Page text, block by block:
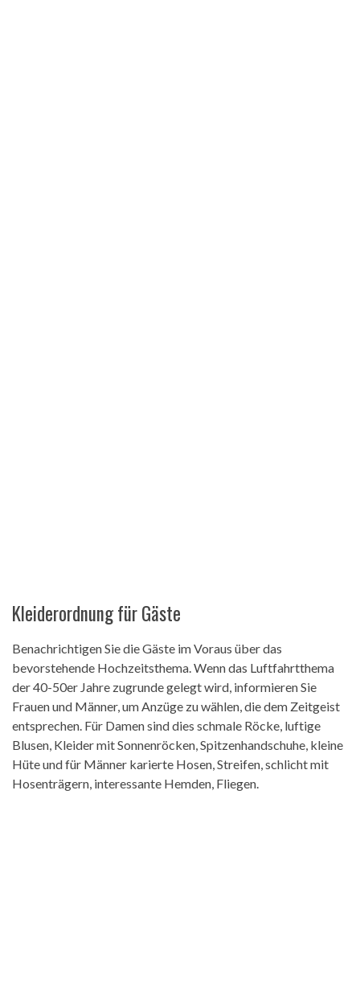
Kleiderordnung für Gäste
Benachrichtigen Sie die Gäste im Voraus über das
bevorstehende Hochzeitsthema. Wenn das Luftfahrtthema
der 40-50er Jahre zugrunde gelegt wird, informieren Sie
Frauen und Männer, um Anzüge zu wählen, die dem Zeitgeist
entsprechen. Für Damen sind dies schmale Röcke, luftige
Blusen, Kleider mit Sonnenröcken, Spitzenhandschuhe, kleine
Hüte und für Männer karierte Hosen, Streifen, schlicht mit
Hosenträgern, interessante Hemden, Fliegen.